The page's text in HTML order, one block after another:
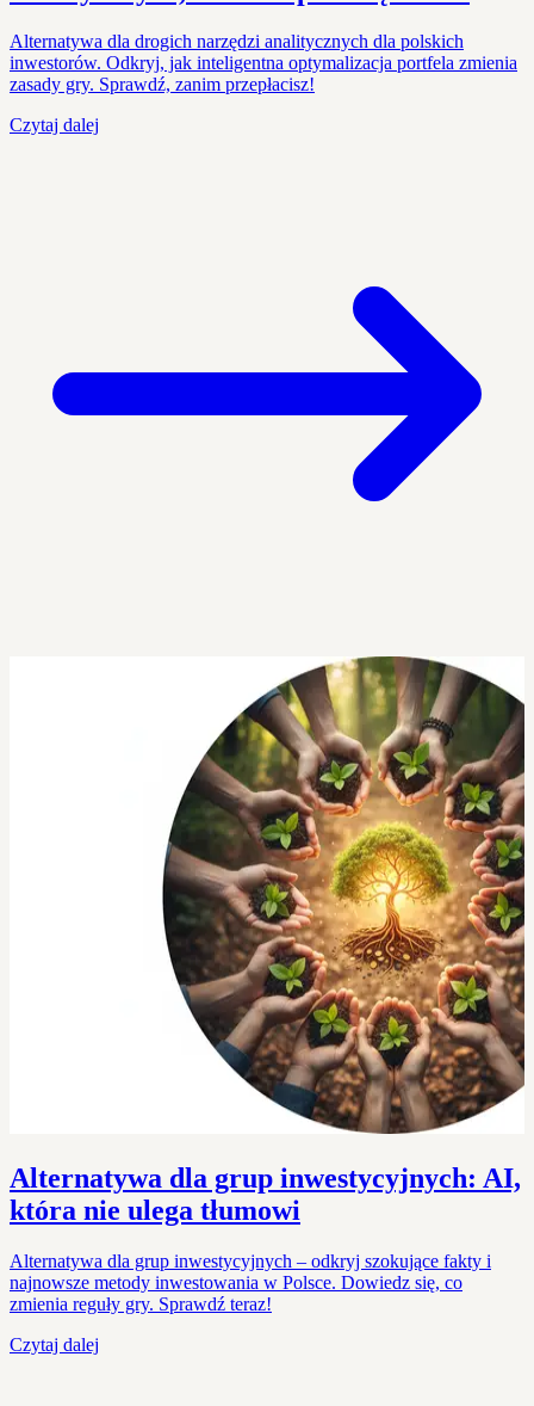
Alternatywa dla drogich narzędzi analitycznych dla polskich
inwestorów. Odkryj, jak inteligentna optymalizacja portfela zmienia
zasady gry. Sprawdź, zanim przepłacisz!
Czytaj dalej
Alternatywa dla grup inwestycyjnych: AI,
która nie ulega tłumowi
Alternatywa dla grup inwestycyjnych – odkryj szokujące fakty i
najnowsze metody inwestowania w Polsce. Dowiedz się, co
zmienia reguły gry. Sprawdź teraz!
Czytaj dalej